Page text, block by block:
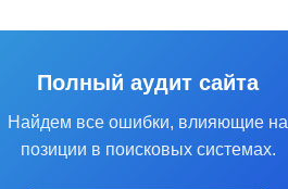
Полный аудит сайта
Найдем все ошибки, влияющие на
позиции в поисковых системах.